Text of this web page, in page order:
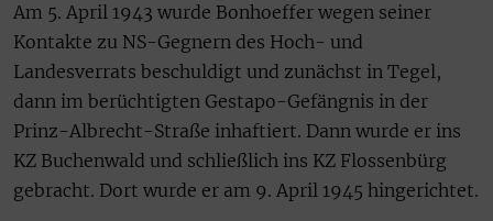
Am 5. April 1943 wurde Bonhoeffer wegen seiner
Kontakte zu NS-Gegnern des Hoch- und
Landesverrats beschuldigt und zunächst in Tegel,
dann im berüchtigten Gestapo-Gefängnis in der
Prinz-Albrecht-Straße inhaftiert. Dann wurde er ins
KZ Buchenwald und schließlich ins KZ Flossenbürg
gebracht. Dort wurde er am 9. April 1945 hingerichtet.